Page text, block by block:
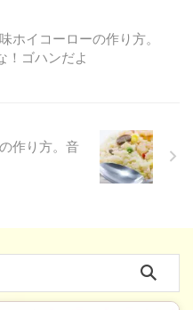
ホイコーローの作り方。
！ゴハンだよ
作り方。音